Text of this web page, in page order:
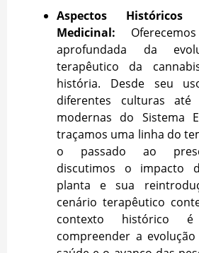
Aspectos
Medicinal:
aprofundada da
terapêutico da
história. Desde seu
diferentes culturas até
modernas do Sistema
traçamos uma linha do
o passado ao
discutimos o impacto
planta e sua
cenário terapêutico
contexto histórico
compreender a